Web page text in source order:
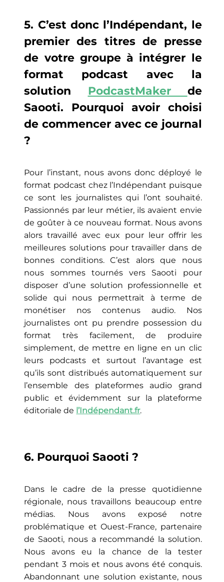
5. C’est donc l’Indépendant, le
premier des titres de presse
de votre groupe à intégrer le
format podcast avec la
solution PodcastMaker de
Saooti. Pourquoi avoir choisi
de commencer avec ce journal
?
Pour l’instant, nous avons donc déployé le
format podcast chez l’Indépendant puisque
ce sont les journalistes qui l’ont souhaité.
Passionnés par leur métier, ils avaient envie
de goûter à ce nouveau format. Nous avons
alors travaillé avec eux pour leur offrir les
meilleures solutions pour travailler dans de
bonnes conditions. C’est alors que nous
nous sommes tournés vers Saooti pour
disposer d’une solution professionnelle et
solide qui nous permettrait à terme de
monétiser nos contenus audio. Nos
journalistes ont pu prendre possession du
format très facilement, de produire
simplement, de mettre en ligne en un clic
leurs podcasts et surtout l’avantage est
qu’ils sont distribués automatiquement sur
l’ensemble des plateformes audio grand
public et évidemment sur la plateforme
éditoriale de l’Indépendant.fr.
6. Pourquoi Saooti ?
Dans le cadre de la presse quotidienne
régionale, nous travaillons beaucoup entre
médias. Nous avons exposé notre
problématique et Ouest-France, partenaire
de Saooti, nous a recommandé la solution.
Nous avons eu la chance de la tester
pendant 3 mois et nous avons été conquis.
Abandonnant une solution existante, nous